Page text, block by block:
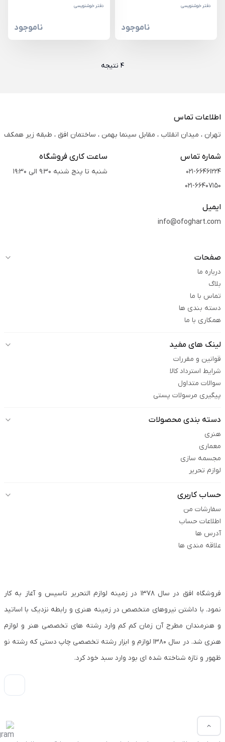
دفتر خوشنویسی
ناموجود
دفتر خوشنویسی
ناموجود
4 نتیجه
اطلاعات تماس
تهران ، میدان انقلاب ، مقابل سینما بهمن ، ساختمان افق ، طبقه زیر همکف
شماره تماس
021-66461224
021-66407150
ساعت کاری فروشگاه
شنبه تا پنج شنبه 9:30 الی 19:30
ایمیل
info@ofoghart.com
صفحات
درباره ما
بلاگ
تماس با ما
دسته بندی ها
همکاری با ما
لینک های مفید
قوانین و مقررات
شرایط استرداد کالا
سوالات متداول
پیگیری مرسولات پستی
دسته بندی محصولات
هنری
معماری
مجسمه سازی
لوازم تحریر
حساب کاربری
سفارشات من
اطلاعات حساب
آدرس ها
علاقه مندی ها
فروشگاه افق در سال ۱۳۷۸ در زمینه لوازم التحریر تاسیس و آغاز به کار
نمود. با داشتن نیروهای متخصص در زمینه هنری و رابطه نزدیک با اساتید
و هنرمندان مطرح آن زمان کم کم وارد رشته های تخصصی هنر و لوازم
هنری شد. در سال ۱۳۸۰ لوازم و ابزار رشته تخصصی چاپ دستی که رشته نو
ظهور و تازه شناخته شده ای بود وارد سبد خود کرد.